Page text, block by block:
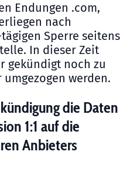
Endungen .com,
nach
Sperre seitens
In dieser Zeit
gekündigt noch zu
werden.
die Daten
1:1 auf die
Anbieters